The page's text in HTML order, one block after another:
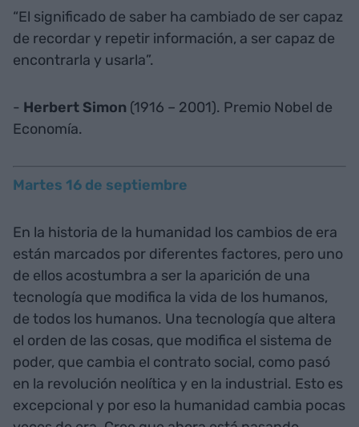
“El significado de saber ha cambiado de ser capaz
de recordar y repetir información, a ser capaz de
encontrarla y usarla”.
- Herbert Simon (1916 – 2001). Premio Nobel de
Economía.
Martes 16 de septiembre
En la historia de la humanidad los cambios de era
están marcados por diferentes factores, pero uno
de ellos acostumbra a ser la aparición de una
tecnología que modifica la vida de los humanos,
de todos los humanos. Una tecnología que altera
el orden de las cosas, que modifica el sistema de
poder, que cambia el contrato social, como pasó
en la revolución neolítica y en la industrial. Esto es
excepcional y por eso la humanidad cambia pocas